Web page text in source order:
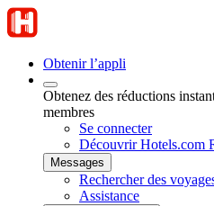
Obtenir l’appli
Obtenez des réductions
membres
Se connecter
Découvrir Hotels.com
Messages
Rechercher des
Assistance